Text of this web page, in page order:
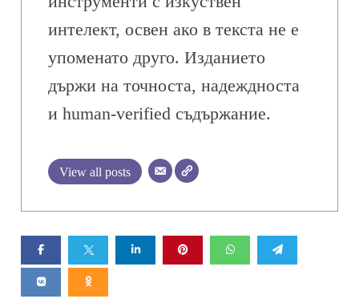
интелект, освен ако в текста не е
упоменато друго. Изданието
държи на точноста, надеждноста
и human-verified съдържание.
View all posts